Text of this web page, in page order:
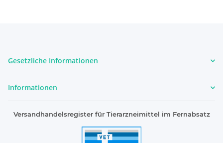
Gesetzliche Informationen
Informationen
Versandhandelsregister für Tierarzneimittel im Fernabsatz